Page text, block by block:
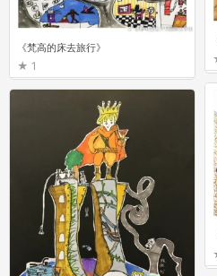
《梵高的床去旅行》
1